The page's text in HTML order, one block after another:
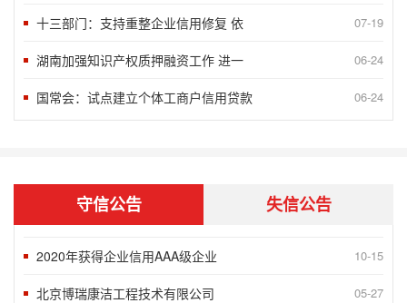
十三部门：支持重整企业信用修复 依 07-19
湖南加强知识产权质押融资工作 进一 06-24
国常会：试点建立个体工商户信用贷款 06-24
守信公告 失信公告
“2018北京榜样”发布八月第一周5 09-10
言信行果 千金一诺——第八届湖南省诚 06-24
北京蓝源企业管理有限公司评为AAA
2020年获得企业信用AAA级企业
北京博瑞康洁工程技术有限公司